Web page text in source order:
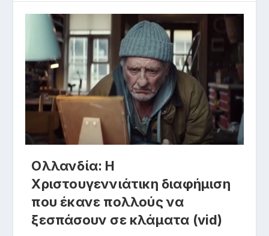
Ολλανδία: Η
Χριστουγεννιάτικη διαφήμιση
που έκανε πολλούς να
ξεσπάσουν σε κλάματα (vid)